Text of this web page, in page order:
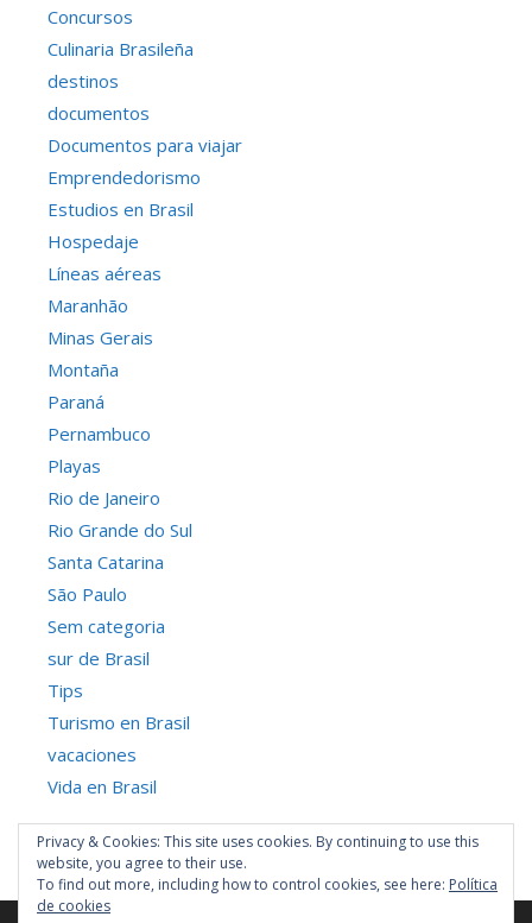
Concursos
Culinaria Brasileña
destinos
documentos
Documentos para viajar
Emprendedorismo
Estudios en Brasil
Hospedaje
Líneas aéreas
Maranhão
Minas Gerais
Montaña
Paraná
Pernambuco
Playas
Rio de Janeiro
Rio Grande do Sul
Santa Catarina
São Paulo
Sem categoria
sur de Brasil
Tips
Turismo en Brasil
vacaciones
Vida en Brasil
Privacy & Cookies: This site uses cookies. By continuing to use this
website, you agree to their use.
To find out more, including how to control cookies, see here: Política
de cookies